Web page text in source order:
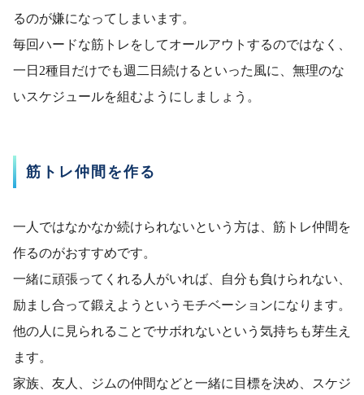
るのが嫌になってしまいます。
毎回ハードな筋トレをしてオールアウトするのではなく、
一日2種目だけでも週二日続けるといった風に、無理のな
いスケジュールを組むようにしましょう。
筋トレ仲間を作る
一人ではなかなか続けられないという方は、筋トレ仲間を
作るのがおすすめです。
一緒に頑張ってくれる人がいれば、自分も負けられない、
励まし合って鍛えようというモチベーションになります。
他の人に見られることでサボれないという気持ちも芽生え
ます。
家族、友人、ジムの仲間などと一緒に目標を決め、スケジ